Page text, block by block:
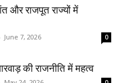
और राजपूत राज्यों में
- June 7, 2026 0
की राजनीति में महत्व